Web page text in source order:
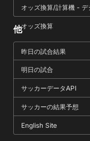
オッズ換算/計算機 - デ
オッズ換算
他
昨日の試合結果
明日の試合
サッカーデータAPI
サッカーの結果予想
English Site